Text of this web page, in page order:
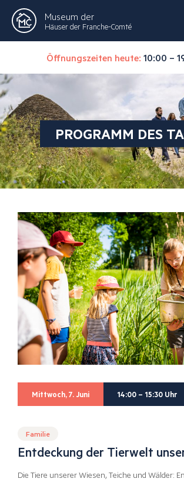
Museum der
Häuser der Franche-Comté
Öffnungszeiten heute: 10:00 –
PROGRAMM DES
Mittwoch, 7. Juni 14:00 – 15:30 Uhr
Familie
Entdeckung der Tierwelt
Die Tiere unserer Wiesen, Teiche und Wälder: